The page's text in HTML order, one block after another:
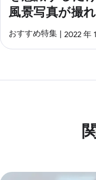
風景写真が撮
座
おすすめ特集 2022 年